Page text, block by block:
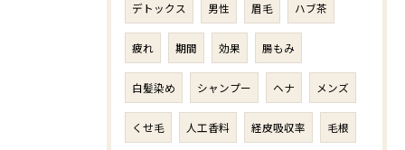
デトックス 男性 眉毛 ハブ茶
疲れ 期間 効果 腸もみ
白髪染め シャンプー ヘナ メンズ
くせ毛 人工香料 経皮吸収率 毛根